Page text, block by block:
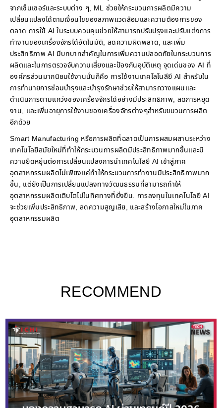
จากเซ็นเซอร์และระบบต่าง ๆ, ML ช่วยให้กระบวนการผลิตมีความ
เปลี่ยนแปลงได้ตามเงื่อนไขของสภาพแวดล้อมและความต้องการของ
ตลาด การใช้ AI ในระบบควบคุมช่วยให้สามารถปรับปรุงและปรับแต่งการ
ทำงานของเครื่องจักรได้อัตโนมัติ, ลดความผิดพลาด, และเพิ่ม
ประสิทธิภาพ AI มีบทบาทสำคัญในการเพิ่มความปลอดภัยในกระบวนการ
ผลิตและในการตรวจจับความเสี่ยงและป้องกันอุบัติเหตุ จุดเด่นของ AI ที่
องค์กรส่วนมากนิยมใช้งานนั่นก็คือ การใช้งานเทคโลโนลียี AI สำหรับใน
การทำนายการซ่อมบำรุงและบำรุงรักษาช่วยให้สามารถวางแผนและ
ดำเนินการตามแกว่งของเครื่องจักรได้อย่างมีประสิทธิภาพ, ลดการหยุด
งาน, และเพิ่มอายุการใช้งานของเครื่องจักรต่างๆสำหรับขบวนการผลิต
อีกด้วย
Smart Manufacturing หรือการผลิตที่ฉลาดเป็นการผสมผสานระหว่าง
เทคโนโลยีสมัยใหม่ที่ทำให้กระบวนการผลิตมีประสิทธิภาพมากขึ้นและมี
ความยืดหยุ่นต่อการเปลี่ยนแปลงการนำเทคโนโลยี AI เข้าสู่ภาค
อุตสาหกรรมผลิตไม่เพียงแค่ทำให้กระบวนการทำงานมีประสิทธิภาพมาก
ขึ้น, แต่ยังเป็นการเปลี่ยนแปลงทางวัฒนธรรมที่สามารถทำให้
อุตสาหกรรมผลิตเติบโตไปในทิศทางที่ยั่งยืน. การลงทุนในเทคโนโลยี AI
จะช่วยเพิ่มประสิทธิภาพ, ลดความสูญเสีย, และสร้างโอกาสใหม่ในภาค
อุตสาหกรรมผลิต
RECOMMEND